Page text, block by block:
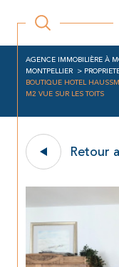
AGENCE IMMOBILIÈRE À
MONTPELLIER
BOUTIQUE HOTEL
M2 VUE SUR LES TOITS
Retour